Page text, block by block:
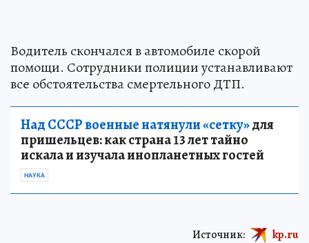
Водитель скончался в автомобиле скорой
помощи. Сотрудники полиции устанавливают
все обстоятельства смертельного ДТП.
Над СССР военные натянули «сетку»для
пришельцев: как страна 13 лет тайно
искала и изучала инопланетных гостей
НАУКА
Источник: kp.ru